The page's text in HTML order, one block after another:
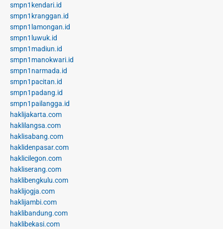
smpn1kendari.id
smpn1kranggan.id
smpn1lamongan.id
smpn1luwuk.id
smpn1madiun.id
smpn1manokwari.id
smpn1narmada.id
smpn1pacitan.id
smpn1padang.id
smpn1pailangga.id
haklijakarta.com
haklilangsa.com
haklisabang.com
haklidenpasar.com
haklicilegon.com
hakliserang.com
haklibengkulu.com
haklijogja.com
haklijambi.com
haklibandung.com
haklibekasi.com